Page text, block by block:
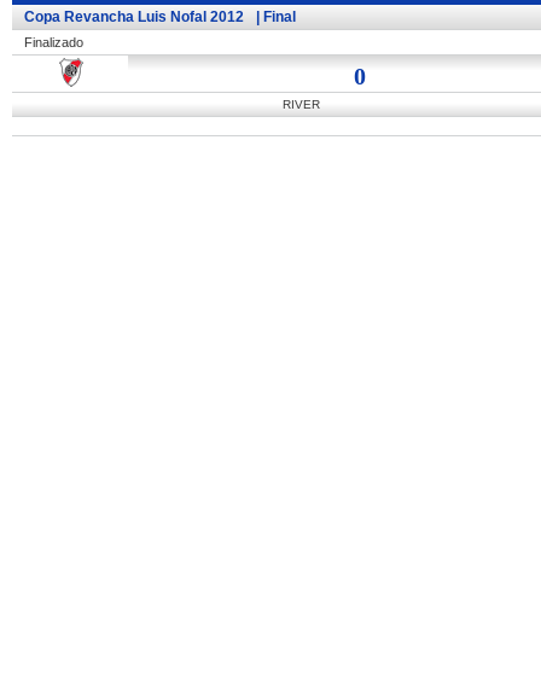
Copa Revancha Luis Nofal 2012 | Final
Finalizado
0
RIVER